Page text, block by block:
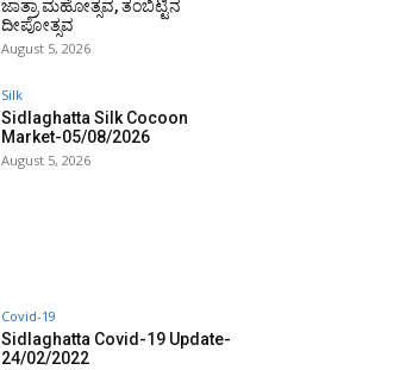
ಜಾತ್ರಾ ಮಹೋತ್ಸವ, ತಂಬಿಟ್ಟಿನ
ದೀಪೋತ್ಸವ
August 5, 2026
Silk
Sidlaghatta Silk Cocoon
Market-05/08/2026
August 5, 2026
Covid-19
Sidlaghatta Covid-19 Update-
24/02/2022